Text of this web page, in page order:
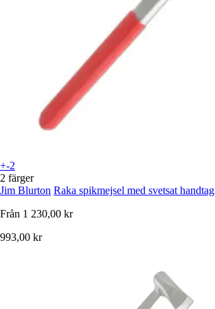
+-2
2 färger
Jim Blurton Raka spikmejsel med svetsat handtag
Från 1 230,00 kr
993,00 kr